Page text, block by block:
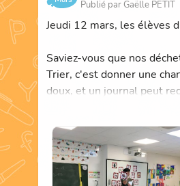
Publié par Gaëlle PETIT
Jeudi 12 mars, les élèves
Saviez-vous que nos
Trier, c'est donner une
doux, et un journal peut
Les bons réflexes :
La poubelle jaune : Pour
La poubelle bleue/verte :